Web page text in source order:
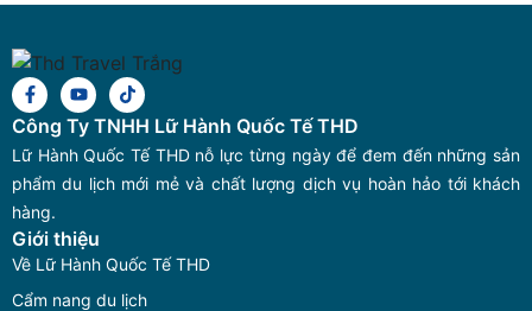
Công Ty TNHH Lữ Hành Quốc Tế THD
Lữ Hành Quốc Tế THD nỗ lực từng ngày để đem đến những sản
phẩm du lịch mới mẻ và chất lượng dịch vụ hoàn hảo tới khách
hàng.
Giới thiệu
Về Lữ Hành Quốc Tế THD
Cẩm nang du lịch